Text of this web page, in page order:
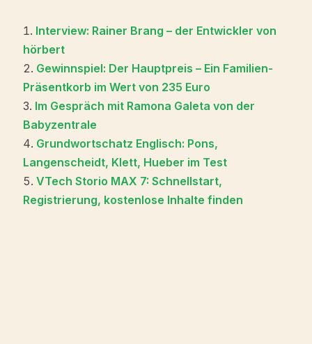
Interview: Rainer Brang – der Entwickler von
hörbert
Gewinnspiel: Der Hauptpreis – Ein Familien-
Präsentkorb im Wert von 235 Euro
Im Gespräch mit Ramona Galeta von der
Babyzentrale
Grundwortschatz Englisch: Pons,
Langenscheidt, Klett, Hueber im Test
VTech Storio MAX 7: Schnellstart,
Registrierung, kostenlose Inhalte finden